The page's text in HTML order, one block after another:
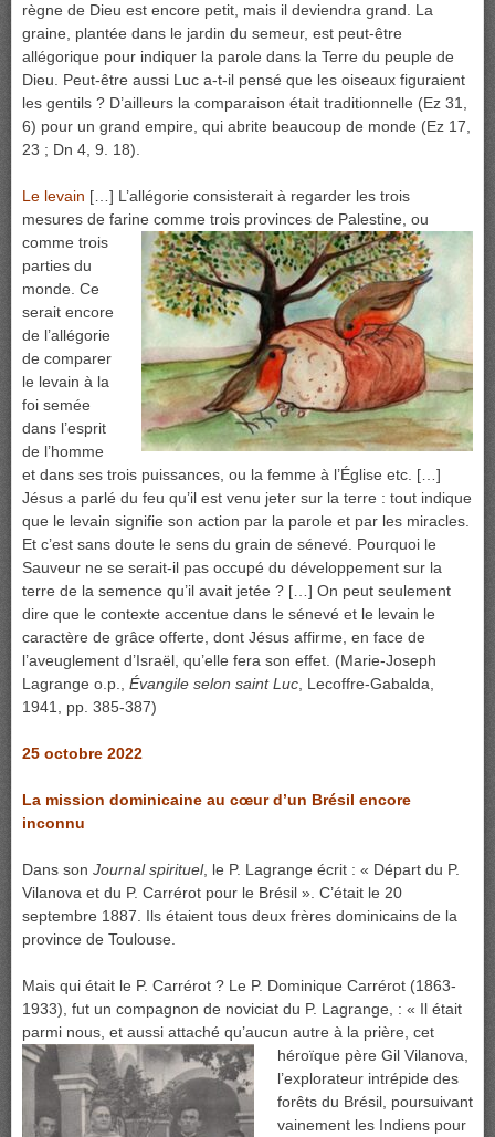
règne de Dieu est encore petit, mais il deviendra grand. La
graine, plantée dans le jardin du semeur, est peut-être
allégorique pour indiquer la parole dans la Terre du peuple de
Dieu. Peut-être aussi Luc a-t-il pensé que les oiseaux figuraient
les gentils ? D’ailleurs la comparaison était traditionnelle (Ez 31,
6) pour un grand empire, qui abrite beaucoup de monde (Ez 17,
23 ; Dn 4, 9. 18).
Le levain […] L’allégorie consisterait à regarder les trois
mesures de farine comme trois provinces de Palestine, ou
comme trois
parties du
monde. Ce
serait encore
de l’allégorie
de comparer
le levain à la
foi semée
dans l’esprit
de l’homme
et dans ses trois puissances, ou la femme à l’Église etc. […]
Jésus a parlé du feu qu’il est venu jeter sur la terre : tout indique
que le levain signifie son action par la parole et par les miracles.
Et c’est sans doute le sens du grain de sénevé. Pourquoi le
Sauveur ne se serait-il pas occupé du développement sur la
terre de la semence qu’il avait jetée ? […] On peut seulement
dire que le contexte accentue dans le sénevé et le levain le
caractère de grâce offerte, dont Jésus affirme, en face de
l’aveuglement d’Israël, qu’elle fera son effet. (Marie-Joseph
Lagrange o.p., Évangile selon saint Luc , Lecoffre-Gabalda,
1941, pp. 385-387)
25 octobre 2022
La mission dominicaine au cœur d’un Brésil encore
inconnu
Dans son Journal spirituel, le P. Lagrange écrit : « Départ du P.
Vilanova et du P. Carrérot pour le Brésil ». C’était le 20
septembre 1887. Ils étaient tous deux frères dominicains de la
province de Toulouse.
Mais qui était le P. Carrérot ? Le P. Dominique Carrérot (1863-
1933), fut un compagnon de noviciat du P. Lagrange, : « Il était
parmi nous, et aussi attaché qu’aucun autre à la prière, cet
héroïque père Gil Vilanova,
l’explorateur intrépide des
forêts du Brésil, poursuivant
vainement les Indiens pour